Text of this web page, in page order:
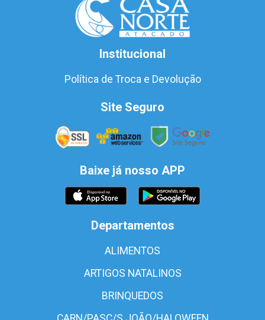
Institucional
Política de Troca e Devolução
Site Seguro
Baixe já nosso APP
Departamentos
ALIMENTOS
ARTIGOS NATALINOS
BRINQUEDOS